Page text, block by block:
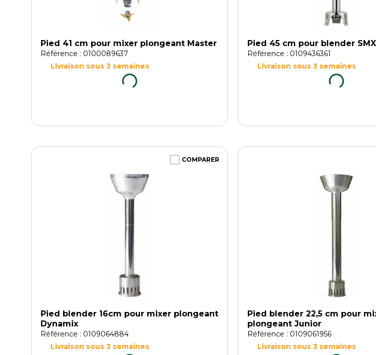
Pied 41 cm pour mixer plongeant Master
Référence : 0100089637
Livraison sous 3 semaines
Pied 45 cm pour blender
Référence : 0109436361
Livraison sous 3 semaines
Pied blender 16cm pour mixer plongeant
Dynamix
Référence : 0109064884
Livraison sous 3 semaines
COMPARER
Pied blender 22,5 cm pour
plongeant Junior
Référence : 0109061956
Livraison sous 3 semaines